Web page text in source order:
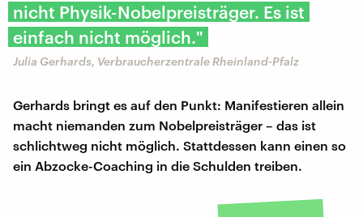
nicht Physik-Nobelpreisträger. Es ist
einfach nicht möglich."
Julia Gerhards, Verbraucherzentrale Rheinland-Pfalz
Gerhards bringt es auf den Punkt: Manifestieren allein
macht niemanden zum Nobelpreisträger – das ist
schlichtweg nicht möglich. Stattdessen kann einen so
ein Abzocke-Coaching in die Schulden treiben.